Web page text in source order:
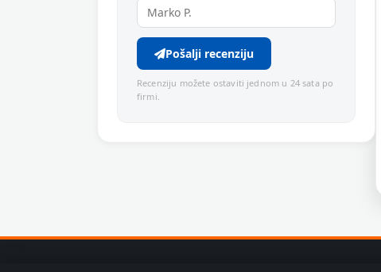
Pošalji recenziju
Recenziju možete ostaviti jednom u 24 sata po
firmi.